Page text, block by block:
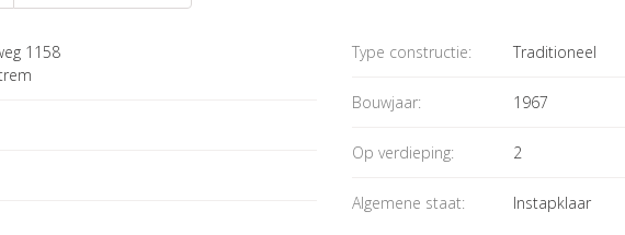
1158
Type constructie: Traditioneel
Bouwjaar: 1967
Op verdieping: 2
Algemene staat: Instapklaar